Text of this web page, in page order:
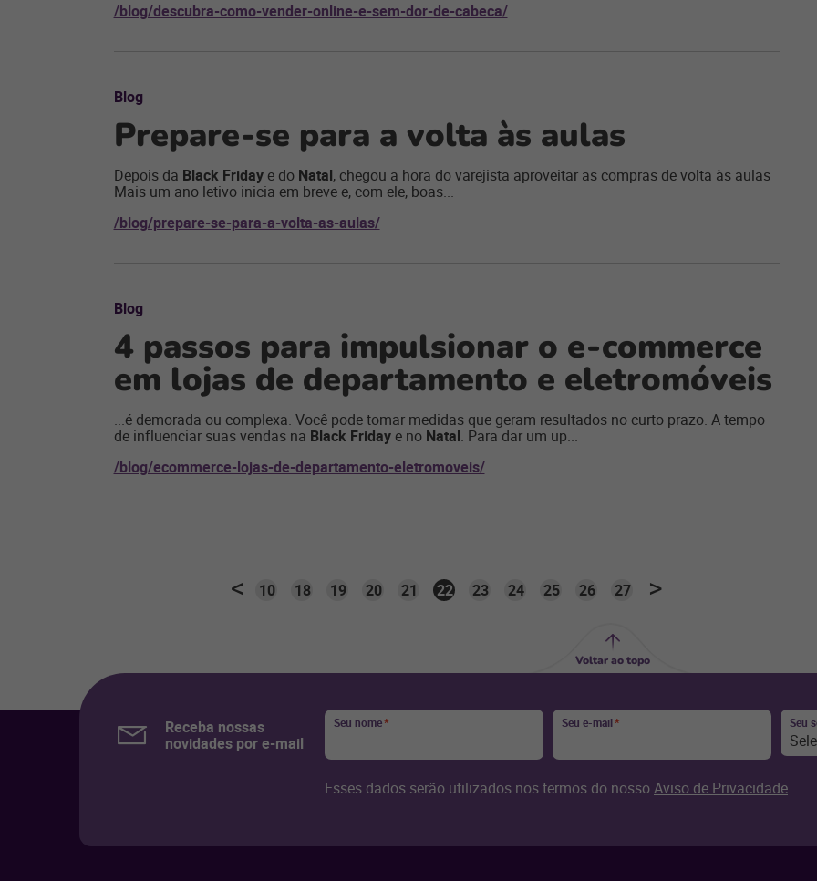
/blog/descubra-como-vender-online-e-sem-dor-de-cabeca/
Blog
Prepare-se para a volta às aulas
Depois da Black Fridaye do Natal, chegou a hora do varejista aproveitar as compras de volta às aulas
Mais um ano letivo inicia em breve e, com ele, boas...
/blog/prepare-se-para-a-volta-as-aulas/
Blog
4 passos para impulsionar o e-commerce
em lojas de departamento e eletromóveis
...é demorada ou complexa. Você pode tomar medidas que geram resultados no curto prazo. A tempo
de influenciar suas vendas na Black Fridaye no Natal. Para dar um up...
/blog/ecommerce-lojas-de-departamento-eletromoveis/
10 18 19 20 21 22 23 24 25 26 27
Voltar ao topo
Receba nossas
novidades por e-mail
Seu nome* Seu e-mail* Seu
Esses dados serão utilizados nos termos do nossoAviso de Privacidade.